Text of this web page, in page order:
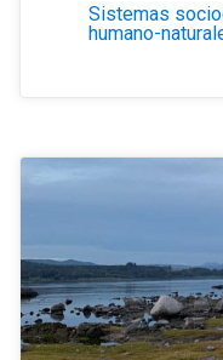
Sistemas
humano-